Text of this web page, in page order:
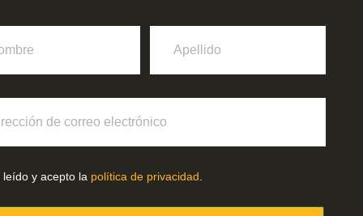
leído y acepto la política de privacidad.